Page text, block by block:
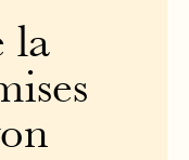
la